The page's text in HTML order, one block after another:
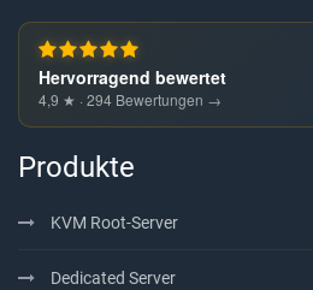
Hervorragend bewertet
4,9 ★ · 294 Bewertungen →
Produkte
KVM Root-Server
Dedicated Server